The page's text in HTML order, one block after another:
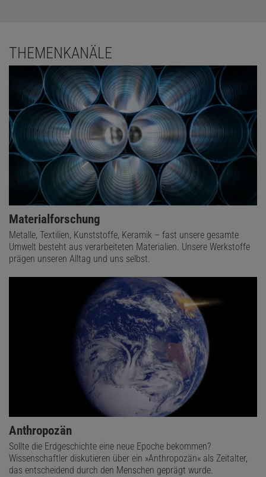
THEMENKANÄLE
Materialforschung
Metalle, Textilien, Kunststoffe, Keramik – fast unsere gesamte
Umwelt besteht aus verarbeiteten Materialien. Unsere Werkstoffe
prägen unseren Alltag und uns selbst.
Anthropozän
Sollte die Erdgeschichte eine neue Epoche bekommen?
Wissenschaftler diskutieren über ein »Anthropozän« als Zeitalter,
das entscheidend durch den Menschen geprägt wurde.